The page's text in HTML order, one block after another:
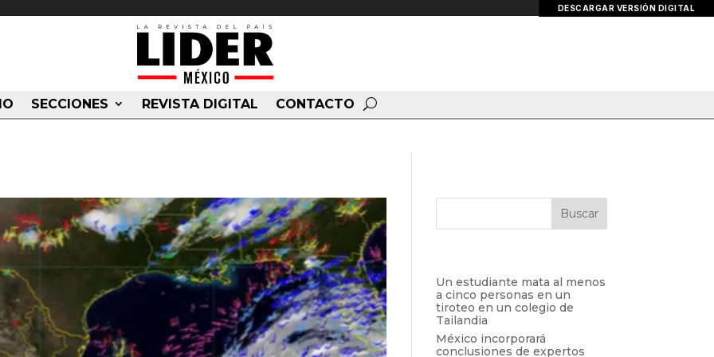
SECCIONES REVISTA DIGITAL CONTACTO
DESCARGAR VERSIÓN DIGITAL
Un estudiante mata al menos
a cinco personas en un
tiroteo en un colegio de
Tailandia
México incorporará
conclusiones de expertos